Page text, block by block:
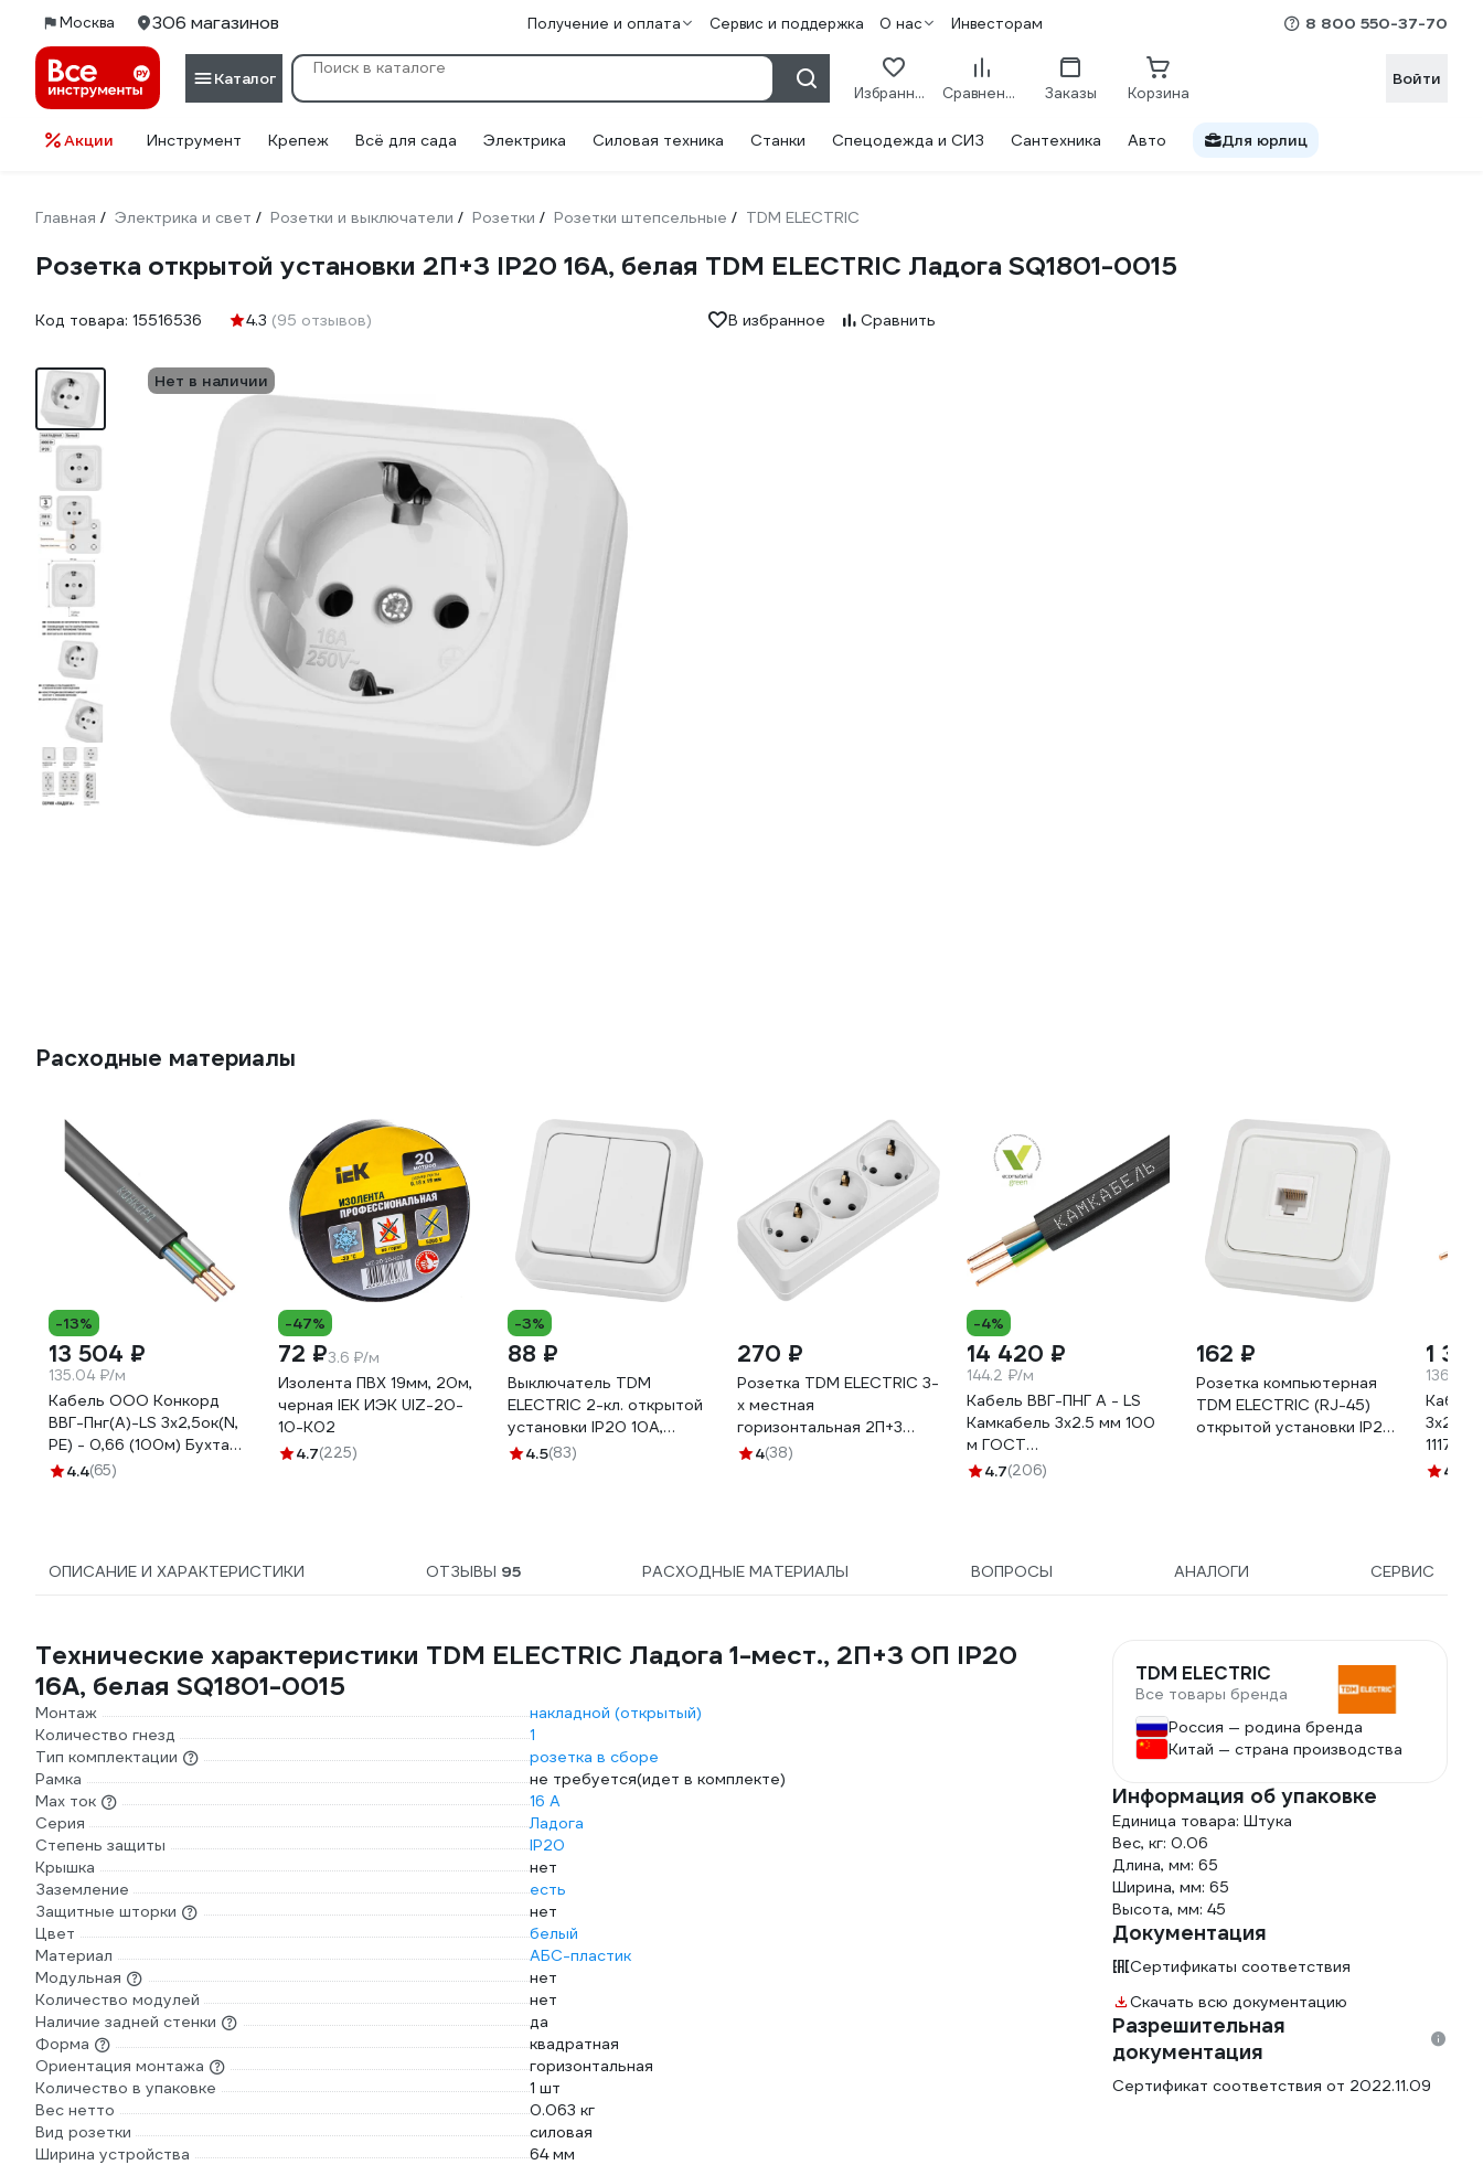
Москва 306 магазинов Получение и оплата Сервис и поддержка О нас Инвесторам 8 800 550-37-70
Каталог
Избранное Сравнение Заказы Корзина
Войти
Акции Инструмент Крепеж Всё для сада Электрика Силовая техника Станки Спецодежда и СИЗ Сантехника Авто Для юрлиц
Главная / Электрика и свет / Розетки и выключатели / Розетки / Розетки штепсельные / TDM ELECTRIC
Розетка открытой установки 2П+З IP20 16А, белая TDM ELECTRIC Ладога SQ1801-0015
Код товара: 15516536 4.3 (95 отзывов) В избранное Сравнить
Нет в наличии
Расходные материалы
-13%
13 504 ₽
135.04 ₽/м
Кабель ООО Конкорд
ВВГ-Пнг(А)-LS 3x2,5ок(N,
PE) - 0,66 (100м) Бухта
100м 4663
4.4(65)
-47%
72 ₽3.6 ₽/м
Изолента ПВХ 19мм, 20м,
черная IEK ИЭК UIZ-20-
10-K02
4.7(225)
-3%
88 ₽
Выключатель TDM
ELECTRIC 2-кл. открытой
установки IP20 10А,
белый серия "Ладога"
4.5(83)
270 ₽
Розетка TDM ELECTRIC 3-
х местная
горизонтальная 2П+3
открытой установки IP20
4(38)
-4%
14 420 ₽
144.2 ₽/м
Кабель ВВГ-ПНГ А - LS
Камкабель 3x2.5 мм 100
м ГОСТ
1157К30HG00070А0100М
4.7(206)
162 ₽
Розетка компьютерная
TDM ELECTRIC (RJ-45)
открытой установки IP20,
1
136.8
3x2.5
4.7
ОПИСАНИЕ И ХАРАКТЕРИСТИКИ ОТЗЫВЫ 95 РАСХОДНЫЕ МАТЕРИАЛЫ ВОПРОСЫ АНАЛОГИ СЕРВИС
Технические характеристики TDM ELECTRIC Ладога 1-мест., 2П+З ОП IP20
16А, белая SQ1801-0015
Монтаж
накладной (открытый)
Количество гнезд
1
Тип комплектации
розетка в сборе
Рамка
не требуется(идет в комплекте)
Max ток
16 А
Серия
Ладога
Степень защиты
IP20
Крышка
нет
Заземление
есть
Защитные шторки
нет
Цвет
белый
Материал
АБС-пластик
Модульная
нет
Количество модулей
нет
Наличие задней стенки
да
Форма
квадратная
Ориентация монтажа
горизонтальная
Количество в упаковке
1 шт
Вес нетто
0.063 кг
Вид розетки
силовая
Ширина устройства
64 мм
TDM ELECTRIC
Все товары бренда
Россия — родина бренда
Китай — страна производства
Информация об упаковке
Единица товара: Штука
Вес, кг: 0.06
Длина, мм: 65
Ширина, мм: 65
Высота, мм: 45
Документация
Сертификаты соответствия
Скачать всю документацию
Разрешительная
документация
Сертификат соответствия от 2022.11.09